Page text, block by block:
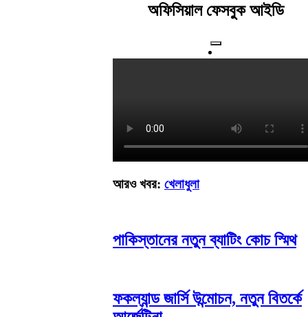
অফিসিয়াল ফেসবুক আইডি
আরও খবর: খেলাধুলা
পাকিস্তানের নতুন ব্যাটিং কোচ স্মিথ
ফকল্যান্ড জার্সি উন্মোচন, নতুন বিতর্কে